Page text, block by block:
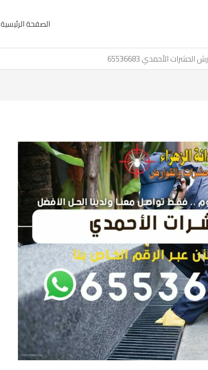
الصفحة الرئيسية
رش الحشرات الأحمدي 65536683